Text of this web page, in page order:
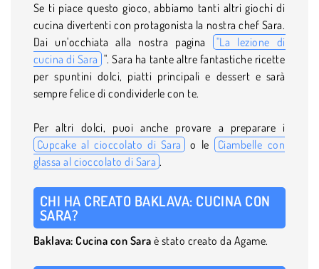
Se ti piace questo gioco, abbiamo tanti altri giochi di
cucina divertenti con protagonista la nostra chef Sara.
Dai un'occhiata alla nostra pagina
"La lezione di
cucina di Sara ". Sara ha tante altre fantastiche ricette
per spuntini dolci, piatti principali e dessert e sarà
sempre felice di condividerle con te.
Per altri dolci, puoi anche provare a preparare i
Cupcake al cioccolato di Sara o le
Ciambelle con
glassa al cioccolato di Sara .
CHI HA CREATO BAKLAVA: CUCINA CON
SARA?
Baklava: Cucina con Sara è stato creato da Agame.